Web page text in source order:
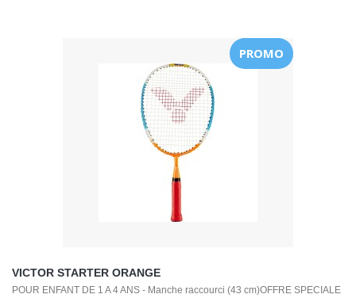
PROMO
VICTOR STARTER ORANGE
POUR ENFANT DE 1 A 4 ANS - Manche raccourci (43 cm)OFFRE SPECIALE